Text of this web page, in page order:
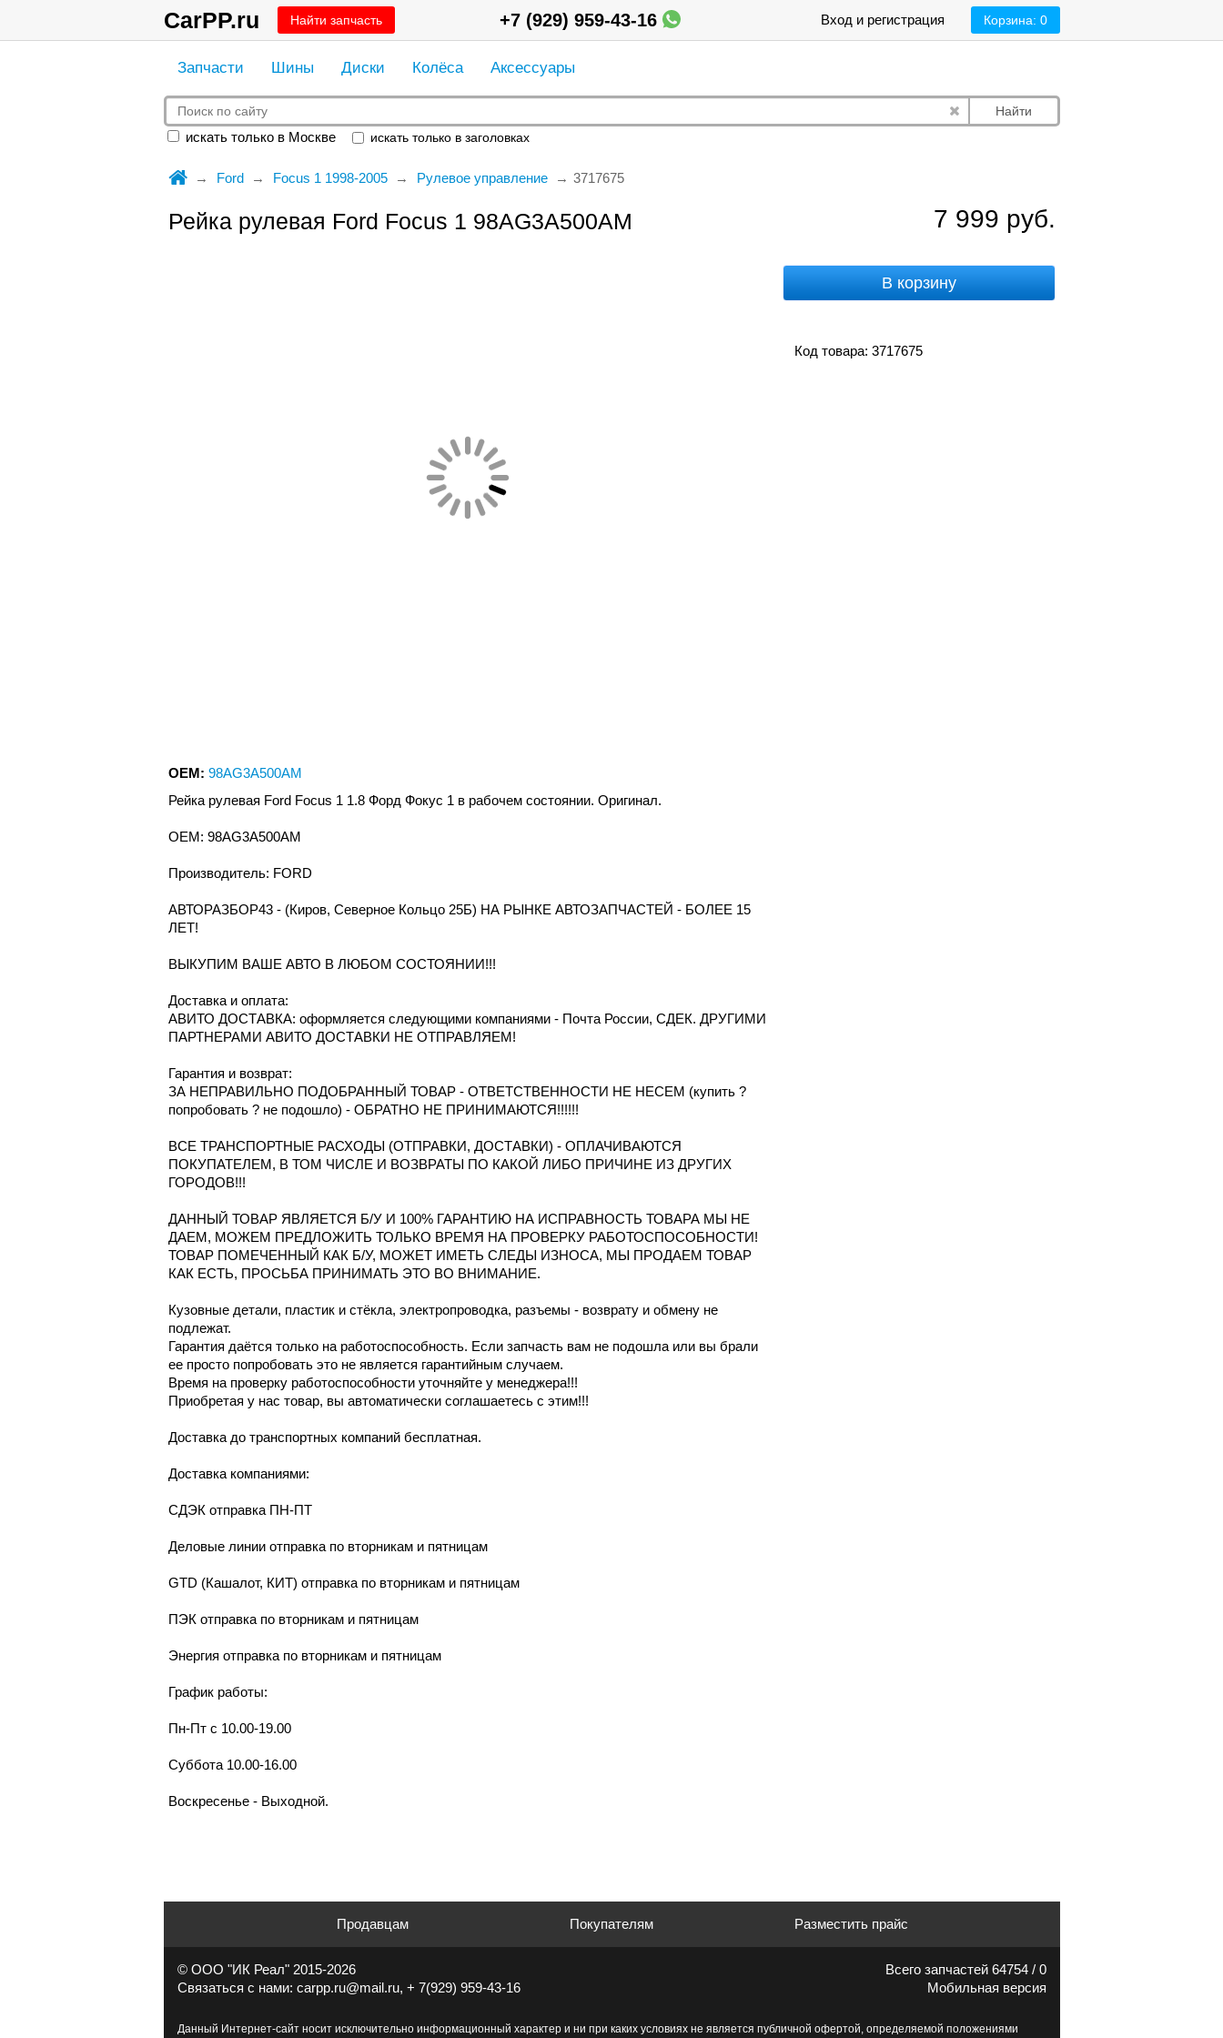
CarPP.ru Найти запчасть Корзина: 0
Вход и регистрация
+7 (929) 959-43-16
Запчасти Шины Диски Колёса Аксессуары
Найти
искать только в Москве искать только в заголовках
Ford Focus 1 1998-2005 Рулевое управление 3717675
Рейка рулевая Ford Focus 1 98AG3A500AM 7 999 руб.
В корзину
Код товара: 3717675
OEM: 98AG3A500AM
Рейка рулевая Ford Focus 1 1.8 Форд Фокус 1 в рабочем состоянии. Оригинал.
OEM: 98AG3A500AM
Производитель: FORD
АВТОРАЗБОР43 - (Киров, Северное Кольцо 25Б) НА РЫНКЕ АВТОЗАПЧАСТЕЙ - БОЛЕЕ 15
ЛЕТ!
ВЫКУПИМ ВАШЕ АВТО В ЛЮБОМ СОСТОЯНИИ!!!
Доcтавка и oплата:
АВИТО ДОСТАВКА: оформляется следующими компаниями - Почта России, СДЕК. ДРУГИМИ
ПАРТНЕРАМИ АВИТО ДОСТАВКИ НЕ ОТПРАВЛЯЕМ!
Гарантия и возврат:
ЗА НЕПРАВИЛЬНО ПОДОБРАННЫЙ ТОВАР - ОТВЕТСТВЕННОСТИ НЕ НЕСЕМ (купить ?
попробовать ? не подошло) - ОБРАТНО НЕ ПРИНИМАЮТСЯ!!!!!!
ВСЕ ТРАНСПОРТНЫЕ РАСХОДЫ (ОТПРАВКИ, ДОСТАВКИ) - ОПЛАЧИВАЮТСЯ
ПОКУПАТЕЛЕМ, В ТОМ ЧИСЛЕ И ВОЗВРАТЫ ПО КАКОЙ ЛИБО ПРИЧИНЕ ИЗ ДРУГИХ
ГОРОДОВ!!!
ДАННЫЙ ТОВАР ЯВЛЯЕТСЯ Б/У И 100% ГАРАНТИЮ НА ИСПРАВНОСТЬ ТОВАРА МЫ НЕ
ДАЕМ, МОЖЕМ ПРЕДЛОЖИТЬ ТОЛЬКО ВРЕМЯ НА ПРОВЕРКУ РАБОТОСПОСОБНОСТИ!
ТОВАР ПОМЕЧЕННЫЙ КАК Б/У, МОЖЕТ ИМЕТЬ СЛЕДЫ ИЗНОСА, МЫ ПРОДАЕМ ТОВАР
КАК ЕСТЬ, ПРОСЬБА ПРИНИМАТЬ ЭТО ВО ВНИМАНИЕ.
Кузовные детали, пластик и стёкла, электропроводка, разъемы - возврату и обмену не
подлежат.
Гарантия даётся только на работоспособность. Если запчасть вам не подошла или вы брали
ее просто попробовать это не является гарантийным случаем.
Время на проверку работоспособности уточняйте у менеджера!!!
Приобретая у нас товар, вы автоматически соглашаетесь с этим!!!
Доcтaвка дo тpaнcпортныx компaний бесплатная.
Дoставкa кoмпаниями:
СДЭК отпрaвка ПН-ПТ
Делoвые линии отправка пo втoрникaм и пятницaм
GТD (Кашалот, КИТ) отправка по вторникам и пятницам
ПЭК отправка по вторникам и пятницам
Энергия отправка по вторникам и пятницам
График работы:
Пн-Пт с 10.00-19.00
Суббота 10.00-16.00
Воскресенье - Выходной.
Продавцам Покупателям Разместить прайс
© ООО "ИК Реал" 2015-2026
Связаться с нами: carpp.ru@mail.ru, + 7(929) 959-43-16
Всего запчастей 64754 / 0
Мобильная версия
Данный Интернет-сайт носит исключительно информационный характер и ни при каких условиях не является публичной офертой, определяемой положениями